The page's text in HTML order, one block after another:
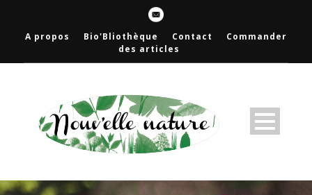
A propos Bio'Bliothèque Contact
Commander
des articles